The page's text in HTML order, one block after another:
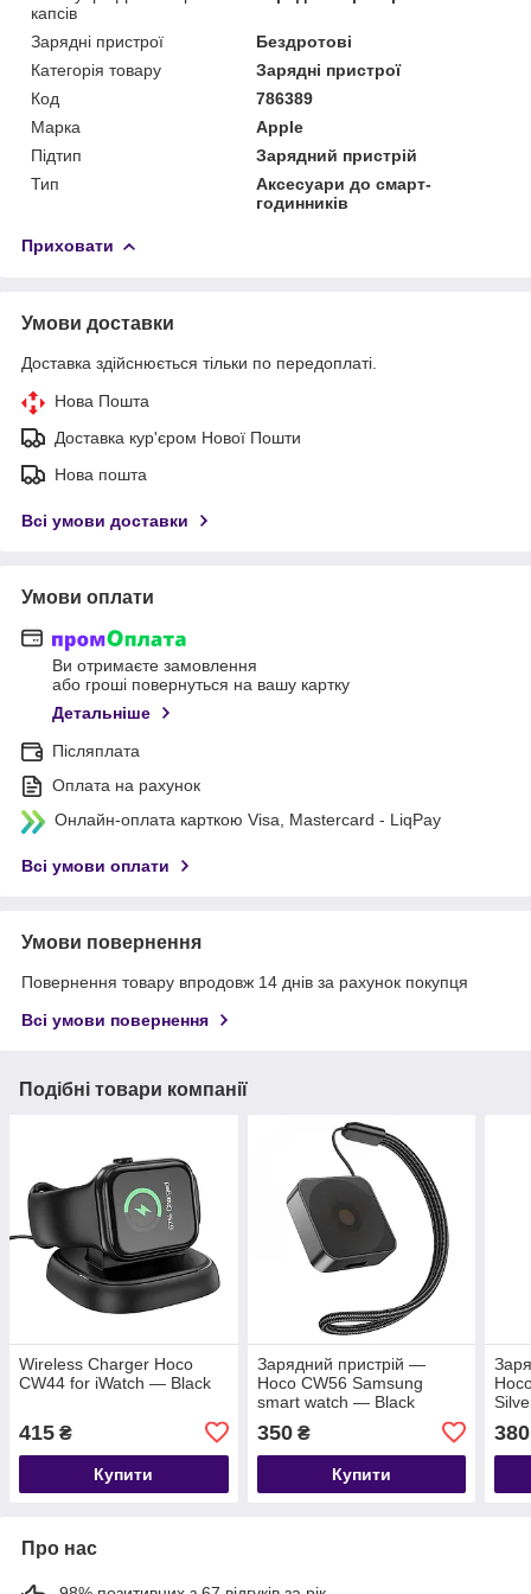
капсів
Зарядні пристрої
Бездротові
Категорія товару
Зарядні пристрої
Код
786389
Марка
Apple
Підтип
Зарядний пристрій
Тип
Аксесуари до смарт-
годинників
Приховати
Умови доставки
Доставка здійснюється тільки по передоплаті.
Нова Пошта
Доставка кур'єром Нової Пошти
Нова пошта
Всі умови доставки
Умови оплати
Ви отримаєте замовлення
або гроші повернуться на вашу картку
Детальніше
Післяплата
Оплата на рахунок
Онлайн-оплата карткою Visa, Mastercard - LiqPay
Всі умови оплати
Умови повернення
Повернення товару впродовж 14 днів за рахунок покупця
Всі умови повернення
Подібні товари компанії
Wireless Charger Hoco
CW44 for iWatch — Black
415 ₴
Купити
Зарядний пристрій —
Hoco CW56 Samsung
smart watch — Black
350₴
Купити
380
Про нас